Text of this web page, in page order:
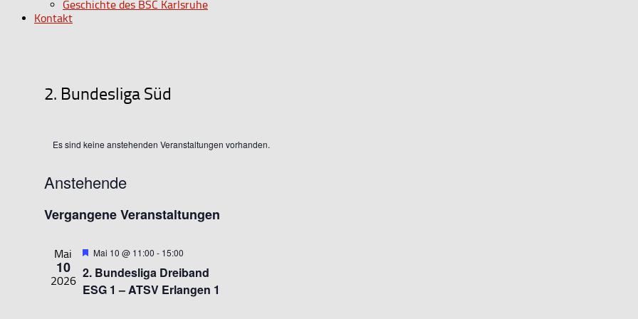
Geschichte des BSC Karlsruhe
Kontakt
2. Bundesliga Süd
Es sind keine anstehenden Veranstaltungen vorhanden.
Anstehende
wählen.
Vergangene Veranstaltungen
Mai
10
2026
Hervorgehoben
Mai 10 @ 11:00 - 15:00
2. Bundesliga Dreiband
ESG 1 – ATSV Erlangen 1